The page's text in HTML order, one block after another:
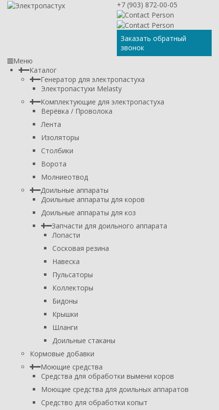
+7 (903) 872-00-05
Заказать обратный
звонок
Меню
Каталог
Генератор для электропастуха
Электропастухи Melasty
Комплектующие для электропастуха
Верёвка / Проволока
Лента
Изоляторы
Столбики
Ворота
Молниеотвод
Доильные аппараты
Доильные аппараты для коров
Доильные аппараты для коз
Запчасти для доильного аппарата
Лопасти
Сосковая резина
Навеска
Пульсаторы
Коллекторы
Бидоны
Крышки
Шланги
Доильные стаканы
Кормовые добавки
Моющие средства
Средства для обработки вымени коров
Моющие средства для доильных аппаратов
Средство для обработки копыт